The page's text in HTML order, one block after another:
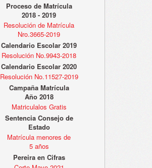
Proceso de Matrícula
2018 - 2019
Resolución de Matrícula
Nro.3665-2019
Calendario Escolar 2019
Resolución No.9943-2018
Calendario Escolar 2020
Resolución No.11527-2019
Campaña Matrícula
Año 2018
Matriculalos Gratis
Sentencia Consejo de
Estado
Matrícula menores de
5 años
Pereira en Cifras